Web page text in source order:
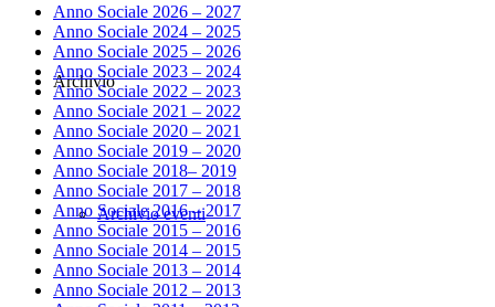
Archivio
Archivio eventi
Anno Sociale 2026 – 2027
Anno Sociale 2024 – 2025
Anno Sociale 2025 – 2026
Anno Sociale 2023 – 2024
Anno Sociale 2022 – 2023
Anno Sociale 2021 – 2022
Anno Sociale 2020 – 2021
Anno Sociale 2019 – 2020
Anno Sociale 2018– 2019
Anno Sociale 2017 – 2018
Anno Sociale 2016 – 2017
Anno Sociale 2015 – 2016
Anno Sociale 2014 – 2015
Anno Sociale 2013 – 2014
Anno Sociale 2012 – 2013